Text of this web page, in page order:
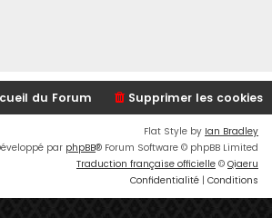
du Forum Supprimer les cookies
Flat Style by Ian Bradley
par phpBB® Forum Software © phpBB Limited
Traduction française officielle © Qiaeru
Confidentialité | Conditions